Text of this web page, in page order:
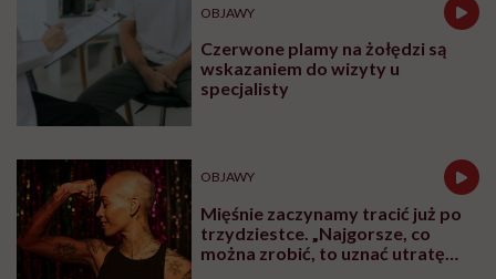
OBJAWY
Czerwone plamy na żołędzi są
wskazaniem do wizyty u
specjalisty
OBJAWY
Mięśnie zaczynamy tracić już po
trzydziestce. „Najgorsze, co
można zrobić, to uznać utratę